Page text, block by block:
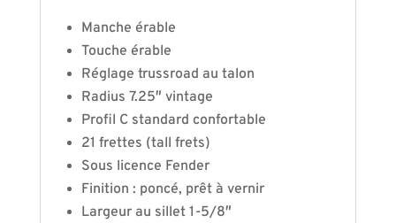
Manche érable
Touche érable
Réglage trussroad au talon
Radius 7.25″ vintage
Profil C standard confortable
21 frettes (tall frets)
Sous licence Fender
Finition : poncé, prêt à vernir
Largeur au sillet 1-5/8″